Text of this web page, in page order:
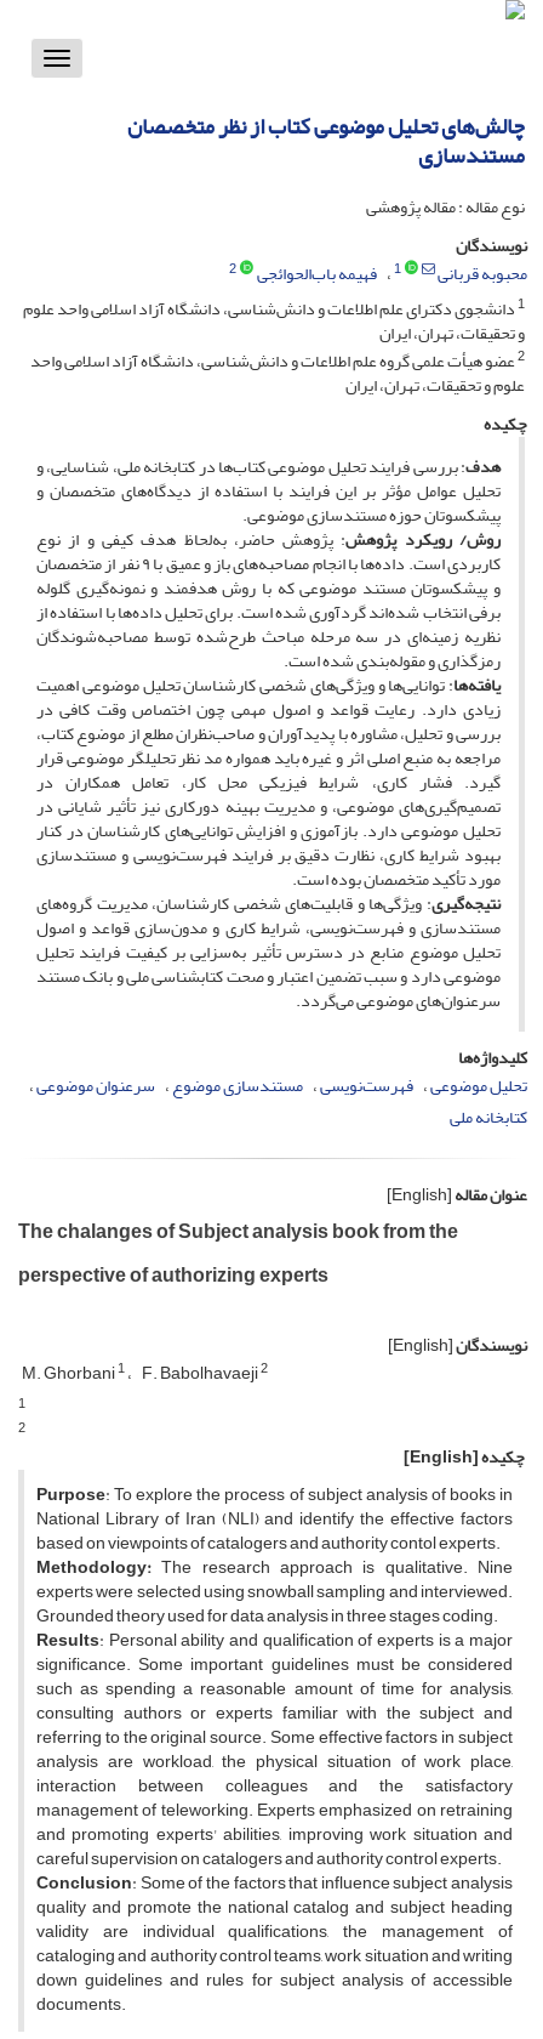
Toggle
چالش‌های تحلیل موضوعی کتاب از نظر متخصصان
مستندسازی
نوع مقاله : مقاله پژوهشی
نویسندگان
محبوبه قربانی
1 فهیمه باب‌الحوائجی
2
1دانشجوی دکترای علم اطلاعات و دانش‌شناسی، دانشگاه آزاد اسلامی واحد علوم
و تحقیقات، تهران، ایران
2عضو هیأت علمی گروه علم اطلاعات و دانش‌شناسی، دانشگاه آزاد اسلامی واحد
علوم و تحقیقات، تهران، ایران
چکیده
هدف: بررسی فرایند تحلیل موضوعی کتاب‌ها در کتابخانه ملی، شناسایی، و
تحلیل عوامل مؤثر بر این فرایند با استفاده از دیدگاه‌های متخصصان و
پیشکسوتان حوزه مستندسازی موضوعی.
روش/ رویکرد پژوهش: پژوهش حاضر، به‌لحاظ هدف کیفی و از نوع
کاربردی است. داده‌ها با انجام مصاحبه‌های باز و عمیق با ۹ نفر از متخصصان
و پیشکسوتان مستند موضوعی که با روش هدفمند و نمونه‌گیری گلوله
برفی انتخاب شده‌اند گردآوری شده است. برای تحلیل داده‌ها با استفاده از
نظریه زمینه‌ای در سه مرحله مباحث طرح‌شده توسط مصاحبه‌شوندگان
رمزگذاری و مقوله‌بندی شده است.
یافته‌ها: توانایی‌ها و ویژگی‌های شخصی کارشناسان تحلیل موضوعی اهمیت
زیادی دارد. رعایت قواعد و اصول مهمی چون اختصاص وقت کافی در
بررسی و تحلیل، مشاوره با پدیدآوران و صاحب‌نظران مطلع از موضوع کتاب،
مراجعه به منبع اصلی اثر و غیره باید همواره مد نظر تحلیلگر موضوعی قرار
گیرد. فشار کاری، شرایط فیزیکی محل کار، تعامل همکاران در
تصمیم‌گیری‌های موضوعی، و مدیریت بهینه دورکاری نیز تأثیر شایانی در
تحلیل موضوعی دارد. بازآموزی و افزایش توانایی‌های کارشناسان در کنار
بهبود شرایط کاری، نظارت دقیق بر فرایند فهرست‌نویسی و مستندسازی
مورد تأکید متخصصان بوده است.
نتیجه‌گیری: ویژگی‌ها و قابلیت‌های شخصی کارشناسان، مدیریت گروه‌های
مستندسازی و فهرست‌نویسی، شرایط کاری و مدون‌سازی قواعد و اصول
تحلیل موضوع منابع در دسترس تأثیر به‌سزایی بر کیفیت فرایند تحلیل
موضوعی دارد و سبب تضمین اعتبار و صحت کتابشناسی ملی و بانک مستند
سرعنوان‌های موضوعی می‌گردد.
کلیدواژه‌ها
تحلیل موضوعی فهرست‌نویسی مستندسازی موضوع سرعنوان‌ موضوعی
کتابخانه ملی
عنوان مقاله[English]
The chalanges of Subject analysis book from the
perspective of authorizing experts
نویسندگان[English]
M. Ghorbani1 F. Babolhavaeji2
1
2
چکیده[English]
Purpose: To explore the process of subject analysis of books in
National Library of Iran (NLI) and identify the effective factors
based on viewpoints of catalogers and authority contol experts.
Methodology:The research approach is qualitative. Nine
experts were selected using snowball sampling and interviewed.
Grounded theory used for data analysis in three stages coding.
Results: Personal ability and qualification of experts is a major
significance. Some important guidelines must be considered
such as spending a reasonable amount of time for analysis,
consulting authors or experts familiar with the subject and
referring to the original source. Some effective factors in subject
analysis are workload, the physical situation of work place,
interaction between colleagues and the satisfactory
management of teleworking. Experts emphasized on retraining
and promoting experts' abilities, improving work situation and
careful supervision on catalogers and authority control experts.
Conclusion: Some of the factors that influence subject analysis
quality and promote the national catalog and subject heading
validity are individual qualifications, the management of
cataloging and authority control teams, work situation and writing
down guidelines and rules for subject analysis of accessible
documents.